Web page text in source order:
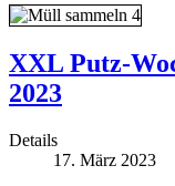
XXL Putz-
2023
Details
17. März 2023